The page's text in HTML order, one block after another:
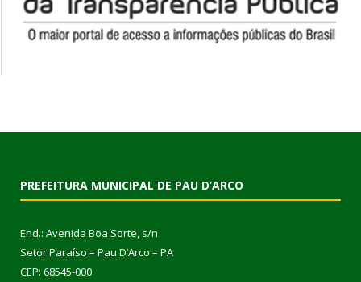
PREFEITURA MUNICIPAL DE PAU D’ARCO
End.: Avenida Boa Sorte, s/n
Setor Paraíso – Pau D’Arco – PA
CEP: 68545-000